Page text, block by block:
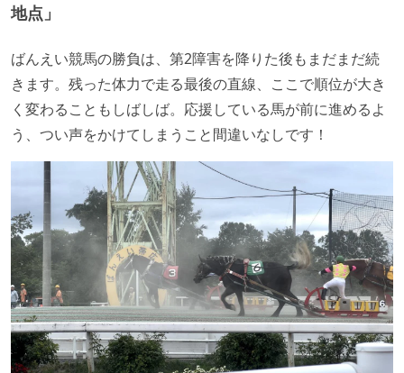
地点」
ばんえい競馬の勝負は、第2障害を降りた後もまだまだ続
きます。残った体力で走る最後の直線、ここで順位が大き
く変わることもしばしば。応援している馬が前に進めるよ
う、つい声をかけてしまうこと間違いなしです！